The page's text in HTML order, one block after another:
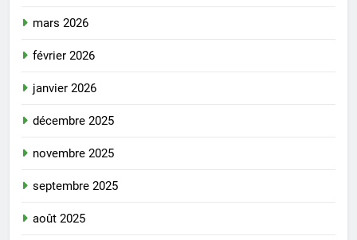
mars 2026
février 2026
janvier 2026
décembre 2025
novembre 2025
septembre 2025
août 2025